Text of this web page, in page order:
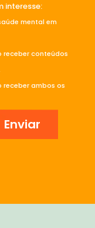
interesse:
mental em
receber conteúdos
ambos os